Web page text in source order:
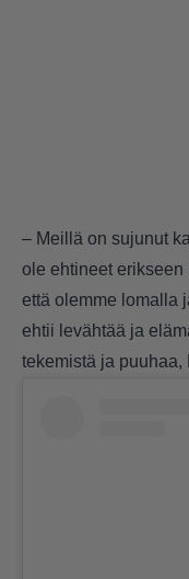
– Meillä on sujunut
ole ehtineet
että olemme lomalla
ehtii levähtää ja
tekemistä ja puuhaa,